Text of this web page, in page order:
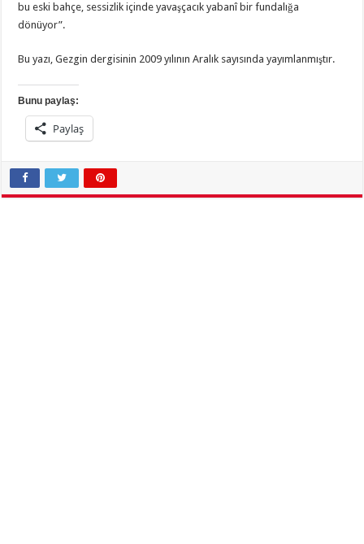
bu eski bahçe, sessizlik içinde yavaşçacık yabanî bir fundalığa
dönüyor”.
Bu yazı, Gezgin dergisinin 2009 yılının Aralık sayısında yayımlanmıştır.
Bunu paylaş:
Paylaş